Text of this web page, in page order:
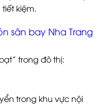
kiệm.
sân bay Nha Trang
trong đô thị:
trong khu vực nội